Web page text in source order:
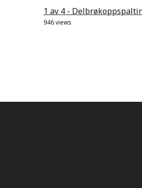
1 av 4 -
946 views